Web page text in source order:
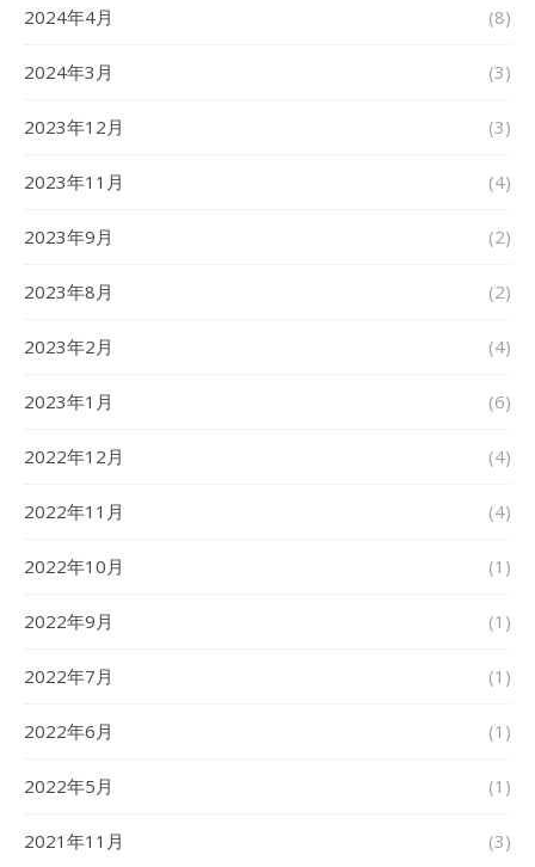
2024年4月 (8)
2024年3月 (3)
2023年12月 (3)
2023年11月 (4)
2023年9月 (2)
2023年8月 (2)
2023年2月 (4)
2023年1月 (6)
2022年12月 (4)
2022年11月 (4)
2022年10月 (1)
2022年9月 (1)
2022年7月 (1)
2022年6月 (1)
2022年5月 (1)
2021年11月 (3)